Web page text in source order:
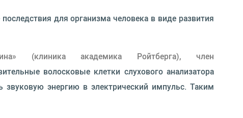
для организма человека в виде развития
(клиника академика Ройтберга), член
волосковые клетки слухового анализатора
энергию в электрический импульс. Таким